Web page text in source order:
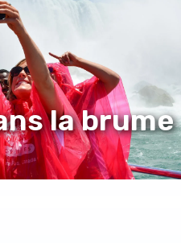
la brume